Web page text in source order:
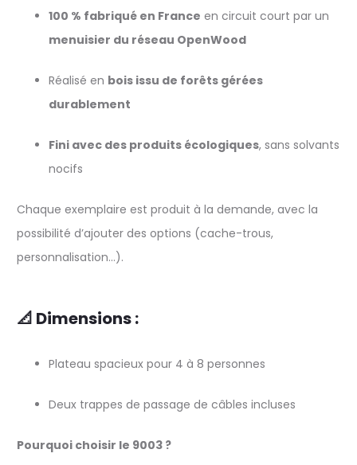
100 % fabriqué en France en circuit court par un
menuisier du réseau OpenWood
Réalisé en bois issu de forêts gérées
durablement
Fini avec des produits écologiques, sans solvants
nocifs
Chaque exemplaire est produit à la demande, avec la
possibilité d’ajouter des options (cache-trous,
personnalisation…).
📐 Dimensions :
Plateau spacieux pour 4 à 8 personnes
Deux trappes de passage de câbles incluses
Pourquoi choisir le 9003 ?